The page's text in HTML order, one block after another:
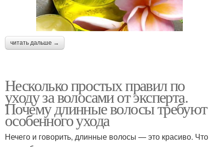
читать дальше →
Несколько простых правил по
уходу за волосами от эксперта.
Почему длинные волосы требуют
особенного ухода
Нечего и говорить, длинные волосы — это красиво. Что